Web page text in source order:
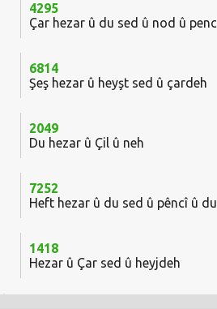
4295
Çar hezar û du sed û nod û penc
6814
Şeş hezar û heyşt sed û çardeh
2049
Du hezar û Çil û neh
7252
Heft hezar û du sed û pêncî û du
1418
Hezar û Çar sed û heyjdeh